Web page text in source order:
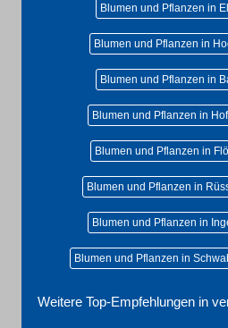
Blumen und Pflanzen in
Blumen und Pflanzen in
Blumen und Pflanzen in
Blumen und Pflanzen in
Blumen und Pflanzen in
Blumen und Pflanzen in
Blumen und Pflanzen in
Blumen und Pflanzen in
Weitere Top-Empfehlungen in